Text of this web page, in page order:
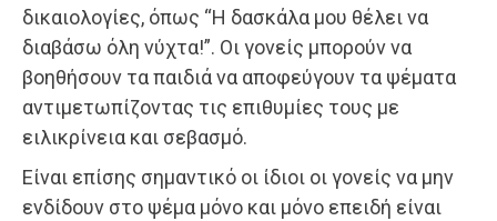
δικαιολογίες, όπως “Η δασκάλα μου θέλει να
διαβάσω όλη νύχτα!”. Οι γονείς μπορούν να
βοηθήσουν τα παιδιά να αποφεύγουν τα ψέματα
αντιμετωπίζοντας τις επιθυμίες τους με
ειλικρίνεια και σεβασμό.
Είναι επίσης σημαντικό οι ίδιοι οι γονείς να μην
ενδίδουν στο ψέμα μόνο και μόνο επειδή είναι